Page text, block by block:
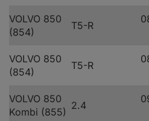
VOLVO 850
(854)
T5-R
VOLVO 850
(854)
T5-R
VOLVO 850
Kombi (855)
2.4